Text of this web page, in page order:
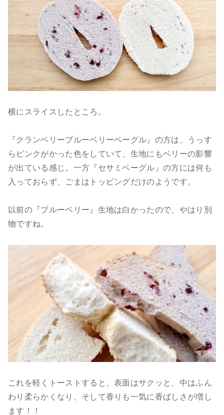
横にスライスしたところ。
『クランベリーブルーベリーベーグル』の方は、うっす
らピンクがかった色をしていて、生地にもベリーの影響
が出ている感じ。一方『セサミベーグル』の方には何も
入っておらず、ごまはトッピングだけのようです。
以前の『ブルーベリー』生地は白かったので、やはり別
物ですね。
これを軽くトーストすると、表面はサクッと、中はふん
わり柔らかくなり、そして香りも一気に香ばしさが増し
ます！！